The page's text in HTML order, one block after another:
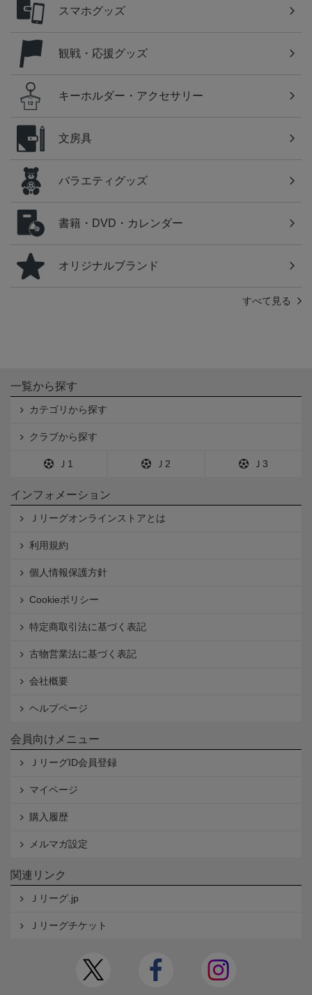
スマホグッズ
観戦・応援グッズ
キーホルダー・アクセサリー
文房具
バラエティグッズ
書籍・DVD・カレンダー
オリジナルブランド
すべて見る
一覧から探す
カテゴリから探す
クラブから探す
Ｊ1 Ｊ2 Ｊ3
インフォメーション
Ｊリーグオンラインストアとは
利用規約
個人情報保護方針
Cookieポリシー
特定商取引法に基づく表記
古物営業法に基づく表記
会社概要
ヘルプページ
会員向けメニュー
ＪリーグID会員登録
マイページ
購入履歴
メルマガ設定
関連リンク
Ｊリーグ.jp
Ｊリーグチケット